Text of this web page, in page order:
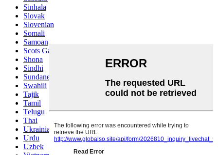
Sinhala
Slovak
Slovenian
Somali
Samoan
Scots Gaelic
Shona
Sindhi
Sundanese
Swahili
Tajik
Tamil
Telugu
Thai
Ukrainian
Urdu
Uzbek